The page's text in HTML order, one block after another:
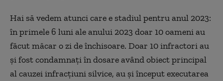
Hai să vedem atunci care e stadiul pentru anul 2023:
în primele 6 luni ale anului 2023 doar 10 oameni au
făcut măcar o zi de închisoare. Doar 10 infractori au
și fost condamnați în dosare având obiect principal
al cauzei infracțiuni silvice, au și început executarea